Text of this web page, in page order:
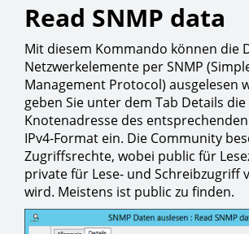
Read SNMP data
Mit diesem Kommando können die
Netzwerkelemente per SNMP
Management Protocol) ausgelesen
geben Sie unter dem Tab Details die
Knotenadresse des
IPv4-Format ein. Die Community
Zugriffsrechte, wobei public für
private für Lese- und Schreibzugriff
wird. Meistens ist public zu finden.